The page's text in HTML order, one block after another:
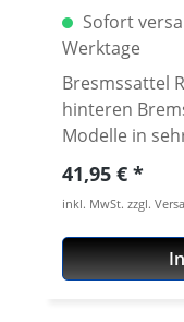
Sofort
Werktage
Bresmssattel
hinteren
Modelle in
Qualitativ
vergleichbar.
notwendigen
Regulärer
41,95 €
inkl. MwSt. zzgl.